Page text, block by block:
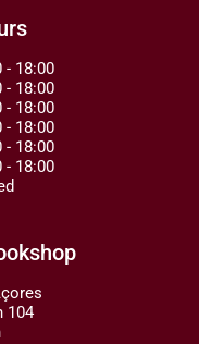
- 18:00
- 18:00
- 18:00
- 18:00
- 18:00
- 18:00
104